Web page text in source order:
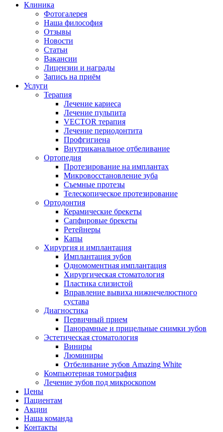
Клиника
Фотогалерея
Наша философия
Отзывы
Новости
Статьи
Вакансии
Лицензии и награды
Запись на приём
Услуги
Терапия
Лечение кариеса
Лечение пульпита
VECTOR терапия
Лечение периодонтита
Профгигиена
Внутриканальное отбеливание
Ортопедия
Протезирование на имплантах
Микровосстановление зуба
Съемные протезы
Телескопическое протезирование
Ортодонтия
Керамические брекеты
Сапфировые брекеты
Ретейнеры
Капы
Хирургия и имплантация
Имплантация зубов
Одномоментная имплантация
Хирургическая стоматология
Пластика слизистой
Вправление вывиха нижнечелюстного
сустава
Диагностика
Первичный прием
Панорамные и прицельные снимки зубов
Эстетическая стоматология
Виниры
Люминиры
Отбеливание зубов Amazing White
Компьютерная томография
Лечение зубов под микроскопом
Цены
Пациентам
Акции
Наша команда
Контакты